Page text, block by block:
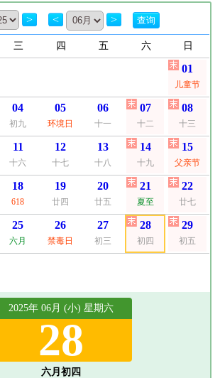
> < >
三 四 五 六 日
01
儿童节
04
初九
05
环境日
06
十一
07
十二
08
十三
11
十六
12
十七
13
十八
14
十九
15
父亲节
18
618
19
廿四
20
廿五
21
夏至
22
廿七
25
六月
26
禁毒日
27
初三
28
初四
29
初五
2025年 06月 (小) 星期六
28
六月初四